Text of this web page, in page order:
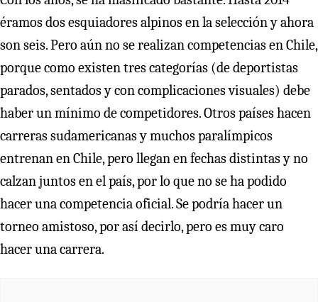
éramos dos esquiadores alpinos en la selección y ahora
son seis. Pero aún no se realizan competencias en Chile,
porque como existen tres categorías (de deportistas
parados, sentados y con complicaciones visuales) debe
haber un mínimo de competidores. Otros países hacen
carreras sudamericanas y muchos paralímpicos
entrenan en Chile, pero llegan en fechas distintas y no
calzan juntos en el país, por lo que no se ha podido
hacer una competencia oficial. Se podría hacer un
torneo amistoso, por así decirlo, pero es muy caro
hacer una carrera.